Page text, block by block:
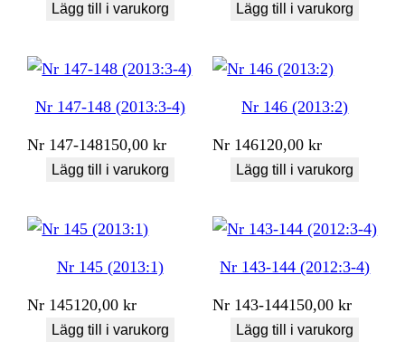
Lägg till i varukorg Lägg till i varukorg
Nr 147-148 (2013:3-4)
Nr 147-148150,00kr
Lägg till i varukorg
Nr 146 (2013:2)
Nr 146120,00kr
Lägg till i varukorg
Nr 145 (2013:1)
Nr 145120,00kr
Lägg till i varukorg
Nr 143-144 (2012:3-4)
Nr 143-144150,00kr
Lägg till i varukorg